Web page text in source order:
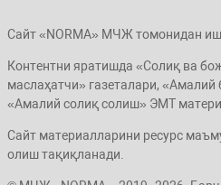
Сайт «NORMA» МЧЖ томонидан
Контентни яратишда «Солиқ ва
маслаҳатчи» газеталари, «Амалий
«Амалий солиқ солиш» ЭМТ
Сайт материалларини ресурс
олиш тақиқланади.